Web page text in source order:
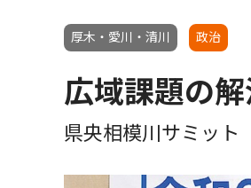
厚木・愛川・清川 政治
広域課題の
県央相模川サミット